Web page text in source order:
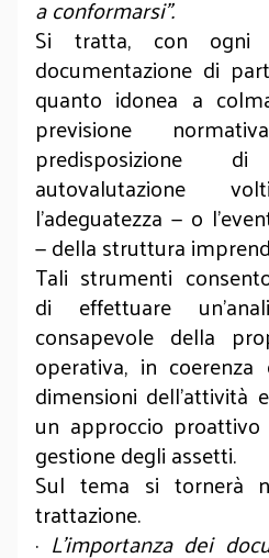
a conformarsi”.
Si tratta, con ogni
documentazione di
quanto idonea a
previsione
predisposizione
autovalutazione
l’adeguatezza — o
— della struttura
Tali strumenti
di effettuare
consapevole della
operativa, in
dimensioni dell’attività
un approccio
gestione degli assetti.
Sul tema si tornerà
trattazione.
· L’importanza dei